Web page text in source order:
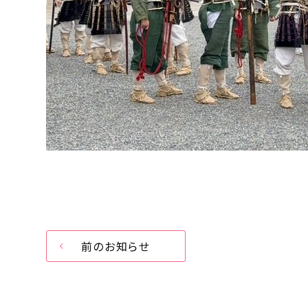
前のお知らせ